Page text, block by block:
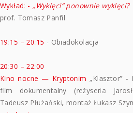
Wykład: - „Wyklęci” ponownie wyklęci?
prof. Tomasz Panfil
19:15 – 20:15 - Obiadokolacja
20:30 – 22:00
Kino nocne — Kryptonim „Klasztor” -
film dokumentalny (reżyseria
Tadeusz Płużański, montaż Łukasz